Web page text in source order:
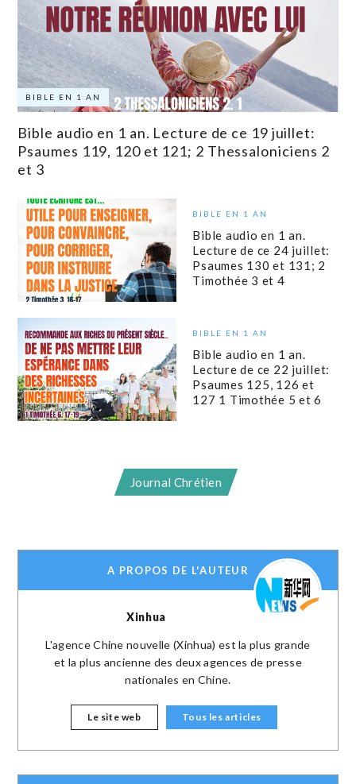
BIBLE EN 1 AN
Bible audio en 1 an. Lecture de ce 19 juillet:
Psaumes 119, 120 et 121; 2 Thessaloniciens 2
et 3
BIBLE EN 1 AN
Bible audio en 1 an.
Lecture de ce 24 juillet:
Psaumes 130 et 131; 2
Timothée 3 et 4
BIBLE EN 1 AN
Bible audio en 1 an.
Lecture de ce 22 juillet:
Psaumes 125, 126 et
127 1 Timothée 5 et 6
Journal Chrétien
A PROPOS DE L'AUTEUR
Xinhua
L'agence Chine nouvelle (Xinhua) est la plus grande
et la plus ancienne des deux agences de presse
nationales en Chine.
Le site web Tous les articles